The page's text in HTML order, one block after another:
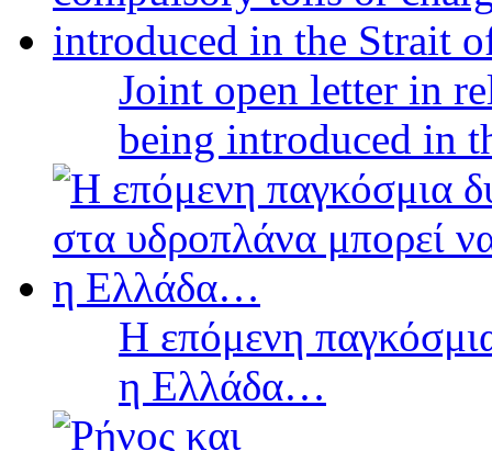
Joint open letter in
being introduced in
Η επόμενη
η Ελλάδα…